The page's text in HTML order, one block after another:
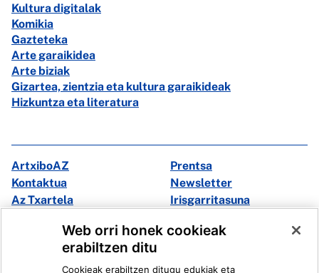
Kultura digitalak
Komikia
Gazteteka
Arte garaikidea
Arte biziak
Gizartea, zientzia eta kultura garaikideak
Hizkuntza eta literatura
ArtxiboAZ
Prentsa
Kontaktua
Newsletter
Az Txartela
Irisgarritasuna
Web orri honek cookieak
erabiltzen ditu
Cookieak erabiltzen ditugu edukiak eta